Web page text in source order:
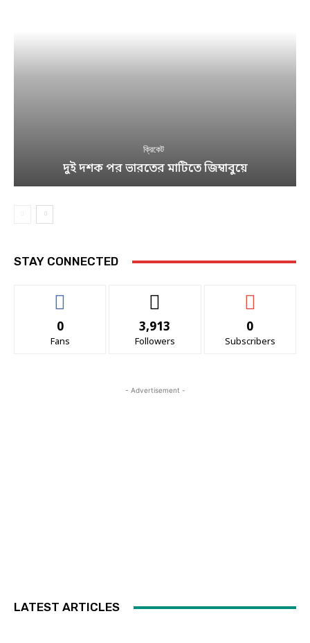
ক্রিকেট
দুই দশক পর ভারতের মাটিতে জিম্বাবুয়ে
STAY CONNECTED
0
Fans
3,913
Followers
0
Subscribers
- Advertisement -
LATEST ARTICLES